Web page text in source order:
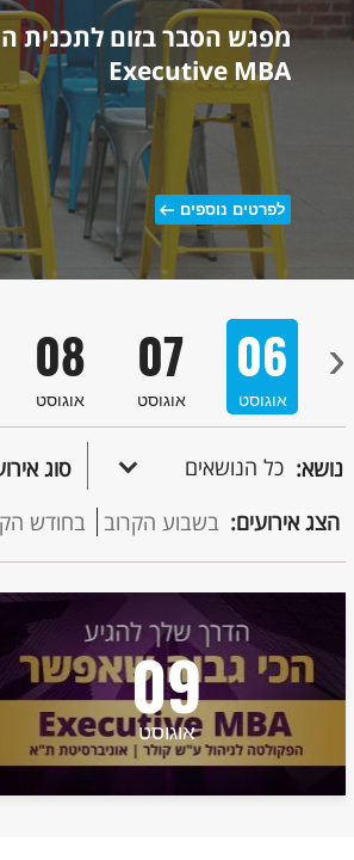
מפגש הסבר בזום לתכנית
Executive MBA
לפרטים נוספים
›
08
אוגוסט
07
אוגוסט
06
אוגוסט
05
נושא: כל הנושאים סוג
הצג אירועים: בשבוע הקרוב בחודש
09
אוגוסט